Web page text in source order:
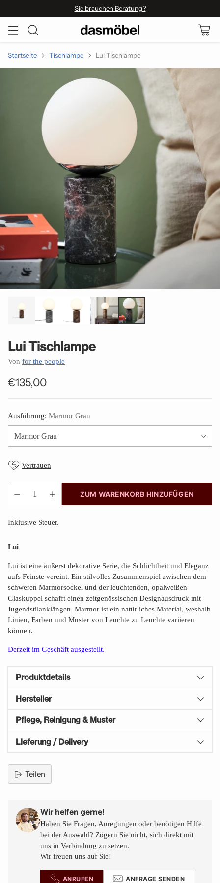
Sie brauchen Beratung?
Startseite Tischlampe Lui Tischlampe
Lui Tischlampe
Von for the people
Normaler
€135,00
Ausführung: Marmor Grau
Vertrauen
Anzahl
ZUM WARENKORB HINZUFÜGEN
Inklusive Steuer.
Lui
Lui ist eine äußerst dekorative Serie, die Schlichtheit und Eleganz
aufs Feinste vereint. Ein stilvolles Zusammenspiel zwischen dem
schweren Marmorsockel und der leuchtenden, opalweißen
Glaskuppel schafft einen zeitgenössischen Designausdruck mit
Jugendstilanklängen. Marmor ist ein natürliches Material, weshalb
Linien, Farben und Muster von Leuchte zu Leuchte variieren
können.
Derzeit im Geschäft ausgestellt.
Produktdetails
Hersteller
Pflege, Reinigung & Muster
Lieferung / Delivery
Teilen
den
Warenkorb
legen
Wir helfen gerne!
Haben Sie Fragen, Anregungen oder benötigen Hilfe
bei der Auswahl? Zögern Sie nicht, sich direkt mit
uns in Verbindung zu setzen.
Wir freuen uns auf Sie!
ANRUFEN ANFRAGE SENDEN